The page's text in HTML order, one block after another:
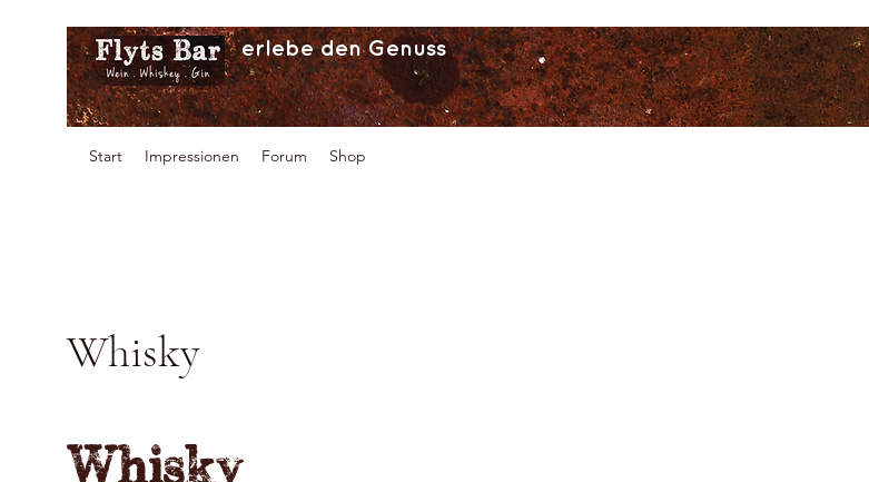
erlebe den Genuss
Start Impressionen Forum Shop
Whisky
Whisky